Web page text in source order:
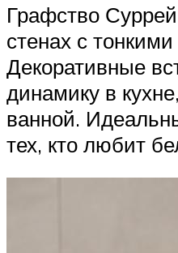
Графство
стенах с
Декоративные
динамику в кухне,
ванной.
тех, кто любит